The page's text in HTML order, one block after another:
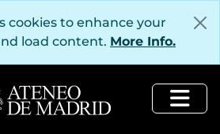
cookies to enhance your
load content. More Info.